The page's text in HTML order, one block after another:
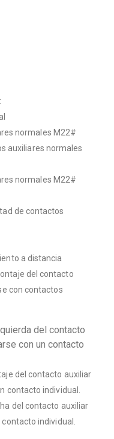
normales M22#
normales
normales M22#
de contactos
a distancia
del contacto
con contactos
del contacto
con un contacto
del contacto auxiliar
contacto individual.
del contacto auxiliar
individual.